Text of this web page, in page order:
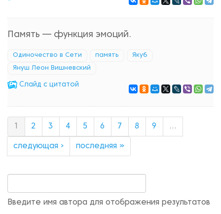
Память — функция эмоций.
Одиночество в Сети память Якуб
Януш Леон Вишневский
Cлайд с цитатой
2 3 4 5 6 7 8 9 …
следующая › последняя »
Введите имя автора для отображения результатов